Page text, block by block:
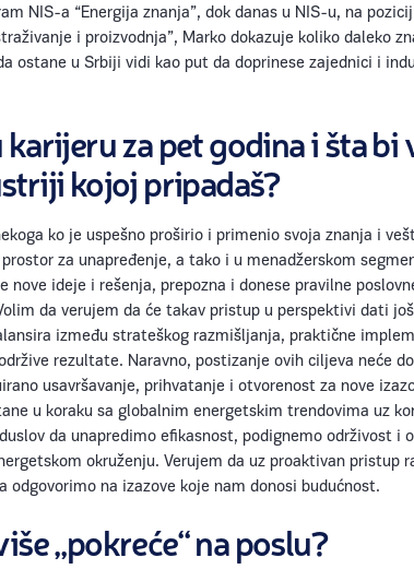
NIS-a “Energija znanja”, dok danas u NIS-u, na
i proizvodnja”, Marko dokazuje koliko daleko
ostane u Srbiji vidi kao put da doprinese zajednici i
za pet godina i šta bi
kojoj pripadaš?
ko je uspešno proširio i primenio svoja znanja i
za unapređenje, a tako i u menadžerskom
nove ideje i rešenja, prepozna i donese pravilne
da verujem da će takav pristup u perspektivi dati
između strateškog razmišljanja, praktične
rezultate. Naravno, postizanje ovih ciljeva neće
usavršavanje, prihvatanje i otvorenost za nove
u koraku sa globalnim energetskim trendovima uz
da unapredimo efikasnost, podignemo održivost i
okruženju. Verujem da uz proaktivan pristup
odgovorimo na izazove koje nam donosi budućnost.
„pokreće“ na poslu?